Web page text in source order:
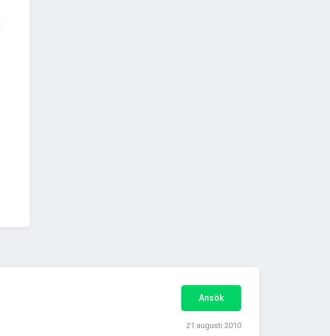
Ansök
21 augusti 2010